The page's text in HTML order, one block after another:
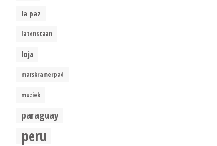
la paz
latenstaan
loja
marskramerpad
muziek
paraguay
peru